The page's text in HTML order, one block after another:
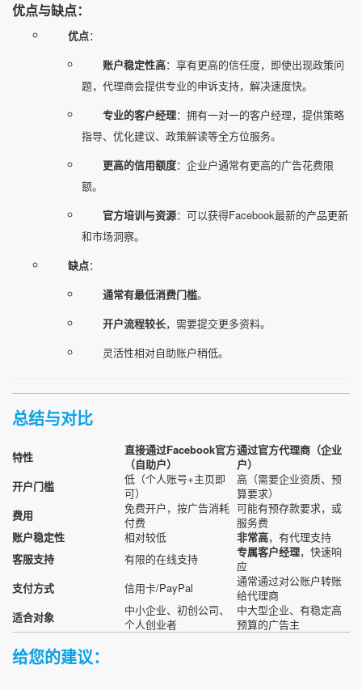
优点与缺点：
优点：
账户稳定性高：享有更高的信任度，即使出现政策问
题，代理商会提供专业的申诉支持，解决速度快。
专业的客户经理：拥有一对一的客户经理，提供策略
指导、优化建议、政策解读等全方位服务。
更高的信用额度：企业户通常有更高的广告花费限
额。
官方培训与资源：可以获得Facebook最新的产品更新
和市场洞察。
缺点：
通常有最低消费门槛。
开户流程较长，需要提交更多资料。
灵活性相对自助账户稍低。
总结与对比
特性
直接通过Facebook官方
（自助户）
通过官方代理商（企业
户）
开户门槛
低（个人账号+主页即
可）
高（需要企业资质、预
算要求）
费用
免费开户，按广告消耗
付费
可能有预存款要求，或
服务费
账户稳定性
相对较低 非常高，有代理支持
客服支持
有限的在线支持 专属客户经理，快速响
应
支付方式
信用卡/PayPal
通常通过对公账户转账
给代理商
适合对象
中小企业、初创公司、
个人创业者
中大型企业、有稳定高
预算的广告主
给您的建议：